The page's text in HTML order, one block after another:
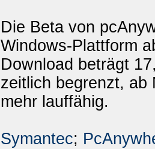
Die Beta von
Windows-Plattform
Download beträgt
zeitlich begrenzt, ab
mehr lauffähig.
Symantec;